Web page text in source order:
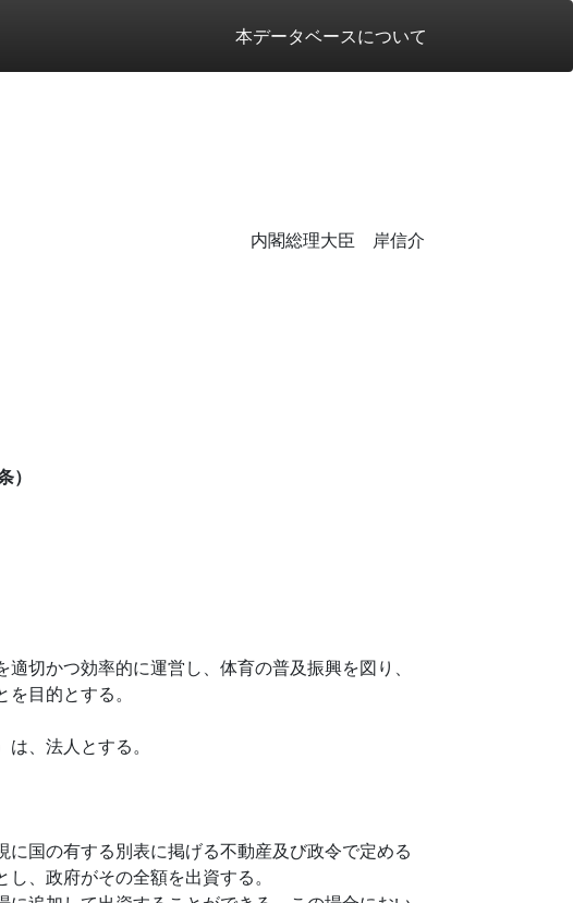
本データベースについて
内閣総理大臣 岸信介
）
切かつ効率的に運営し、体育の普及振興を図り、
目的とする。
、法人とする。
国の有する別表に掲げる不動産及び政令で定める
、政府がその全額を出資する。